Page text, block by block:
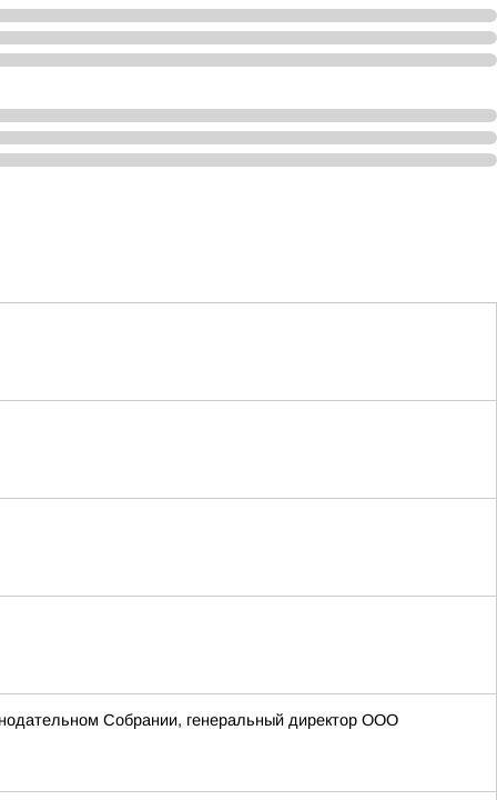
Собрании, генеральный директор ООО